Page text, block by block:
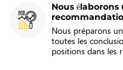
Nous
Nous préparons
toutes les
positions dans les